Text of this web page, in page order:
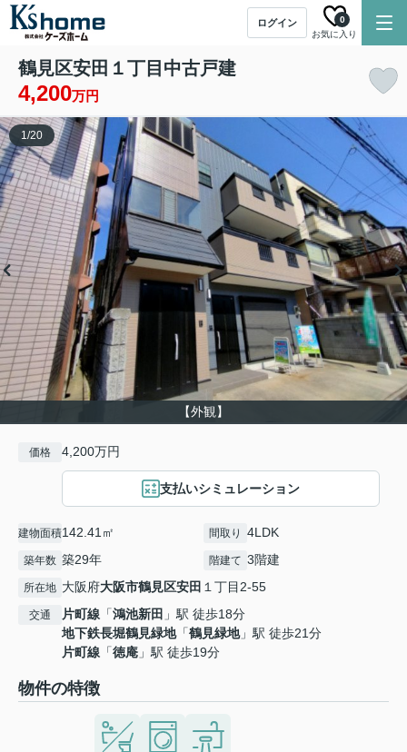
ログイン
お気に入り
0
鶴見区安田１丁目中古戸建
4,200万円
【外観】
1/20
価格 4,200万円
支払いシミュレーション
建物面積142.41㎡ 間取り 4LDK
築年数 築29年 階建て 3階建
所在地 大阪府大阪市鶴見区安田 １丁目2-55
交通 片町線 「鴻池新田 」駅 徒歩18分
地下鉄長堀鶴見緑地「鶴見緑地」駅 徒歩21分
片町線 「徳庵 」駅 徒歩19分
物件の特徴